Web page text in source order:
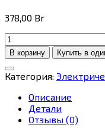
378,00 Br
Количество
товара
Тепловая
завеса
электрическая
BALLU
BHC-
L08-
В корзину Купить в
Категория:
Описание
Детали
Отзывы (0)